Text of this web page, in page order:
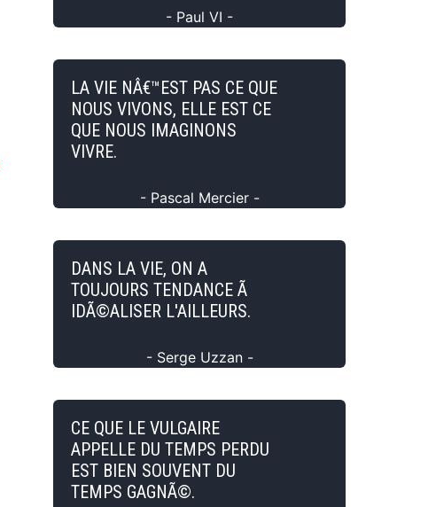
- Paul VI -
LA VIE NÂ€™EST PAS CE QUE
NOUS VIVONS, ELLE EST CE
QUE NOUS IMAGINONS
VIVRE.
- Pascal Mercier -
DANS LA VIE, ON A
TOUJOURS TENDANCE Ã
IDÃ©ALISER L'AILLEURS.
- Serge Uzzan -
CE QUE LE VULGAIRE
APPELLE DU TEMPS PERDU
EST BIEN SOUVENT DU
TEMPS GAGNÃ©.